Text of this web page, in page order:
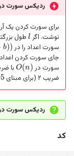
ردیکس سورت در
برای سورت کردن یک
نوشت. اگر
l
طول
سورت اعداد را در
))
جای سورت کردن اعداد در
سورت در
O(n)
با ضریب ۱۰ (برای مبنای ۱۰) و یا
ضریب ۲ (برای مبنای
5
ردیکس سورت در
کد